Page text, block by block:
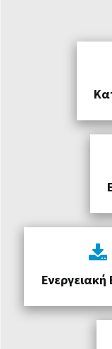
Ενεργειακή